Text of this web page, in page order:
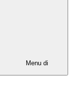
Menu di